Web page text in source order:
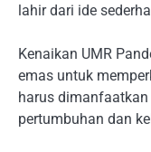
lahir dari ide
Kenaikan UMR
emas untuk
harus
pertumbuhan dan